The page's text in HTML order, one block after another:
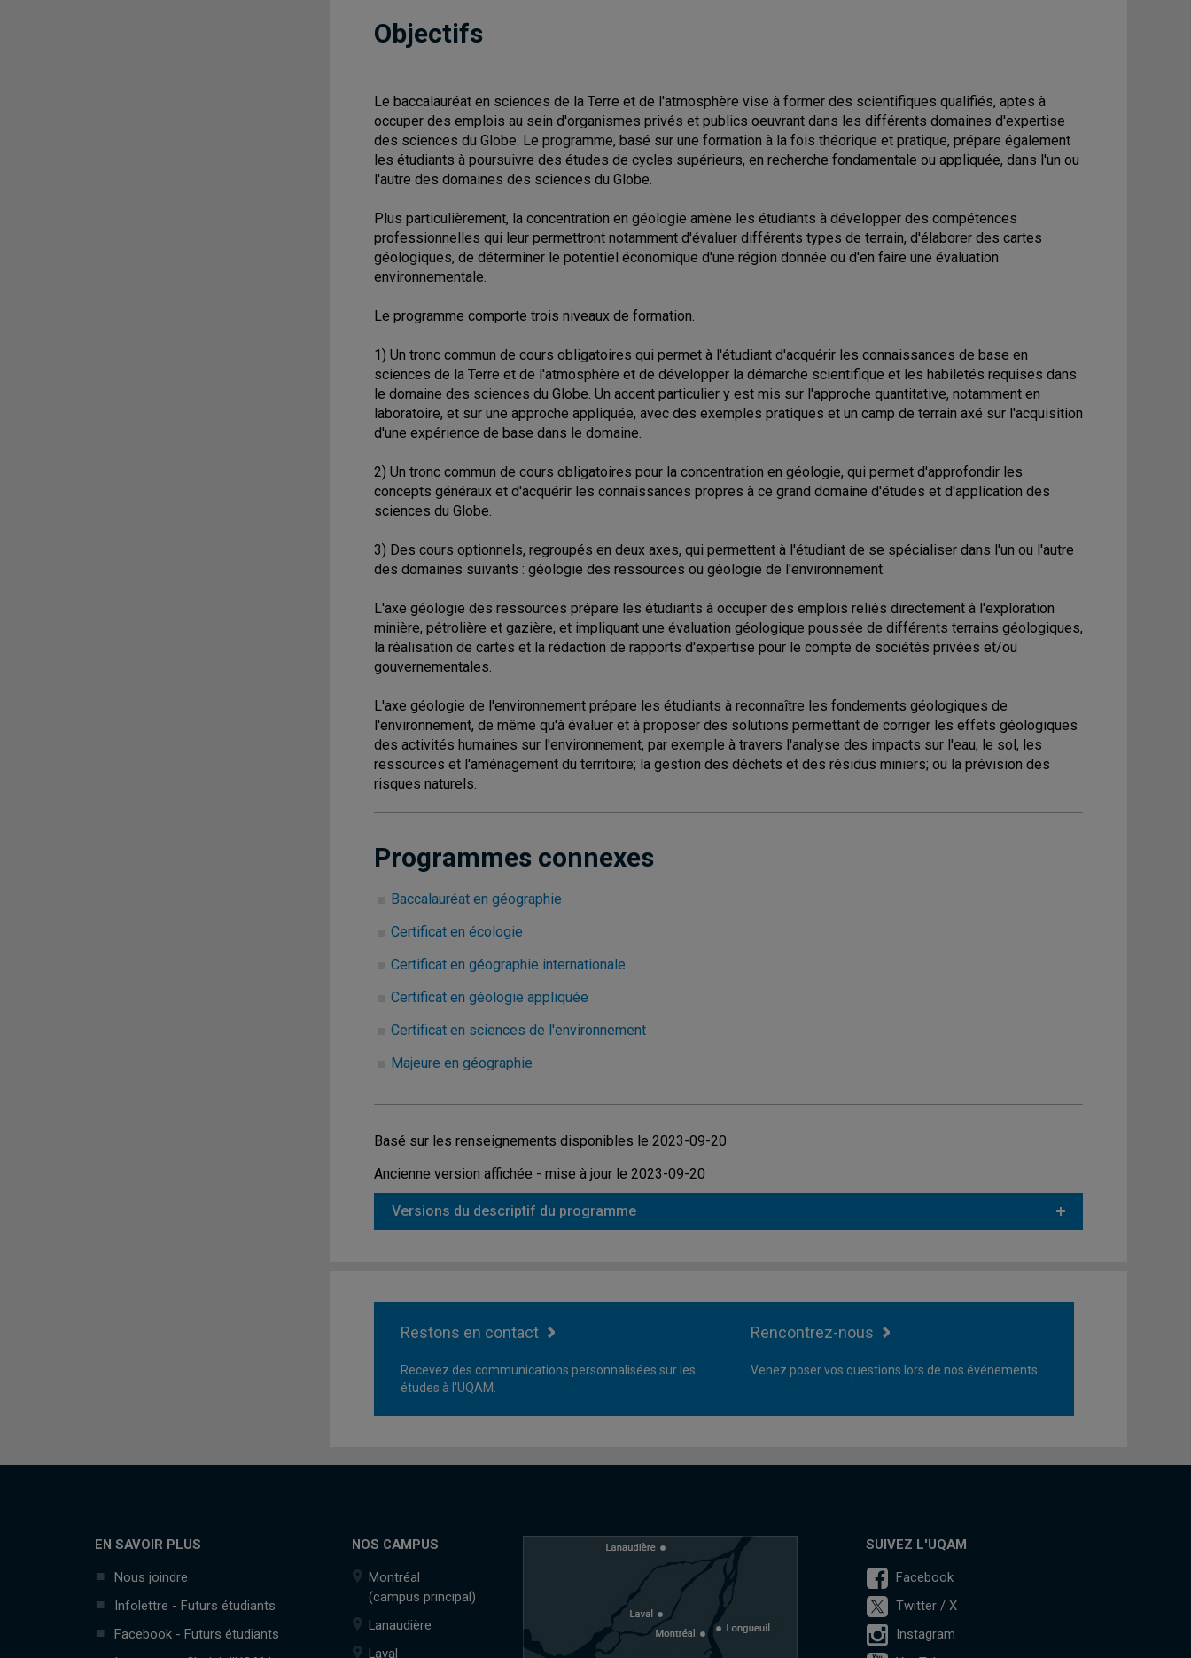
Objectifs
Le baccalauréat en sciences de la Terre et de l'atmosphère vise à former des scientifiques qualifiés, aptes à
occuper des emplois au sein d'organismes privés et publics oeuvrant dans les différents domaines d'expertise
des sciences du Globe. Le programme, basé sur une formation à la fois théorique et pratique, prépare également
les étudiants à poursuivre des études de cycles supérieurs, en recherche fondamentale ou appliquée, dans l'un ou
l'autre des domaines des sciences du Globe.
Plus particulièrement, la concentration en géologie amène les étudiants à développer des compétences
professionnelles qui leur permettront notamment d'évaluer différents types de terrain, d'élaborer des cartes
géologiques, de déterminer le potentiel économique d'une région donnée ou d'en faire une évaluation
environnementale.
Le programme comporte trois niveaux de formation.
1) Un tronc commun de cours obligatoires qui permet à l'étudiant d'acquérir les connaissances de base en
sciences de la Terre et de l'atmosphère et de développer la démarche scientifique et les habiletés requises dans
le domaine des sciences du Globe. Un accent particulier y est mis sur l'approche quantitative, notamment en
laboratoire, et sur une approche appliquée, avec des exemples pratiques et un camp de terrain axé sur l'acquisition
d'une expérience de base dans le domaine.
2) Un tronc commun de cours obligatoires pour la concentration en géologie, qui permet d'approfondir les
concepts généraux et d'acquérir les connaissances propres à ce grand domaine d'études et d'application des
sciences du Globe.
3) Des cours optionnels, regroupés en deux axes, qui permettent à l'étudiant de se spécialiser dans l'un ou l'autre
des domaines suivants : géologie des ressources ou géologie de l'environnement.
L'axe géologie des ressources prépare les étudiants à occuper des emplois reliés directement à l'exploration
minière, pétrolière et gazière, et impliquant une évaluation géologique poussée de différents terrains géologiques,
la réalisation de cartes et la rédaction de rapports d'expertise pour le compte de sociétés privées et/ou
gouvernementales.
L'axe géologie de l'environnement prépare les étudiants à reconnaître les fondements géologiques de
l'environnement, de même qu'à évaluer et à proposer des solutions permettant de corriger les effets géologiques
des activités humaines sur l'environnement, par exemple à travers l'analyse des impacts sur l'eau, le sol, les
ressources et l'aménagement du territoire; la gestion des déchets et des résidus miniers; ou la prévision des
risques naturels.
Programmes connexes
Baccalauréat en géographie
Certificat en écologie
Certificat en géographie internationale
Certificat en géologie appliquée
Certificat en sciences de l'environnement
Majeure en géographie
Basé sur les renseignements disponibles le 2023-09-20
Ancienne version affichée - mise à jour le 2023-09-20
Versions du descriptif du programme
Restons en contact
Recevez des communications personnalisées sur les
études à l'UQAM.
Rencontrez-nous
Venez poser vos questions lors de nos événements.
EN SAVOIR PLUS
Nous joindre
Infolettre - Futurs étudiants
Facebook - Futurs étudiants
NOS CAMPUS
Montréal
(campus principal)
Lanaudière
Laval
SUIVEZ L'UQAM
Facebook
Twitter / X
Instagram